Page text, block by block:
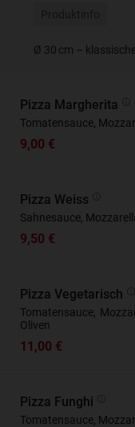
Ø 30 cm –
Pizza Margherita
Tomatensauce,
9,00 €
Pizza Weiss
Sahnesauce,
9,50 €
Pizza Vegetarisch
Tomatensauce,
Oliven
11,00 €
Pizza Funghi
Tomatensauce,